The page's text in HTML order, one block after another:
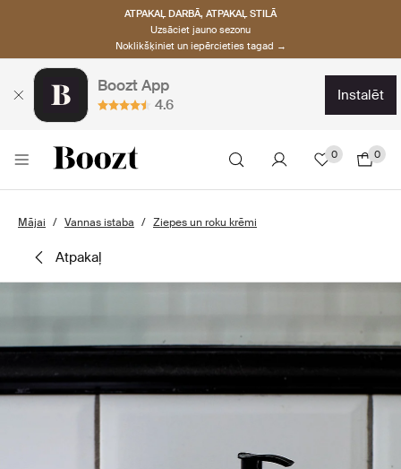
ATPAKAĻ DARBĀ, ATPAKAĻ STILĀ
Uzsāciet jauno sezonu
Noklikšķiniet un iepērcieties tagad →
Boozt App
4.6
instalēt
0 0
Mājai Vannas istaba Ziepes un roku krēmi
atpakaļ